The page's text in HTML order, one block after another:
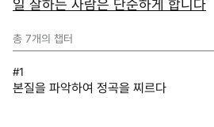
일 잘하는 사람은 단순하게 합니다
총 7개의 챕터
#1
본질을 파악하여 정곡을 찌르다